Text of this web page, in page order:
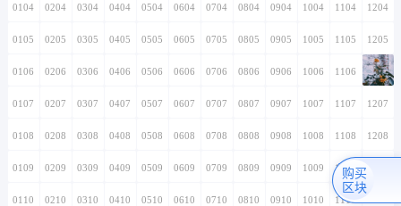
0104 0204 0304 0404 0504 0604 0704 0804 0904 1004 1104 1204
0105 0205 0305 0405 0505 0605 0705 0805 0905 1005 1105 1205
0106 0206 0306 0406 0506 0606 0706 0806 0906 1006 1106 1206
0107 0207 0307 0407 0507 0607 0707 0807 0907 1007 1107 1207
0108 0208 0308 0408 0508 0608 0708 0808 0908 1008 1108 1208
0109 0209 0309 0409 0509 0609 0709 0809 0909 1009 1109
0110 0210 0310 0410 0510 0610 0710 0810 0910 1010 1110
购买
区块